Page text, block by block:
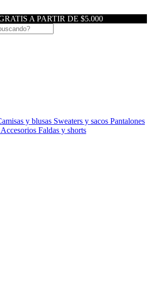
A PARTIR DE $5.000
y blusas Sweaters y sacos Pantalones
Accesorios Faldas y shorts